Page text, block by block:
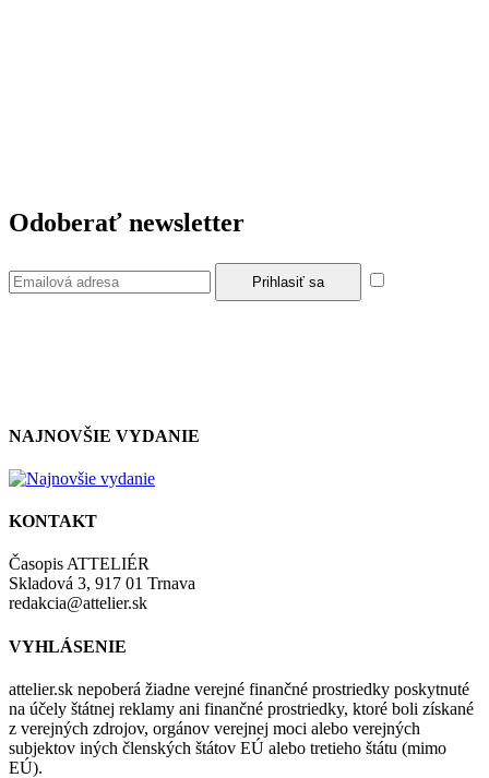
Odoberať newsletter
NAJNOVŠIE VYDANIE
KONTAKT
Časopis ATTELIÉR
Skladová 3, 917 01 Trnava
redakcia@attelier.sk
VYHLÁSENIE
attelier.sk nepoberá žiadne verejné finančné prostriedky poskytnuté
na účely štátnej reklamy ani finančné prostriedky, ktoré boli získané
z verejných zdrojov, orgánov verejnej moci alebo verejných
subjektov iných členských štátov EÚ alebo tretieho štátu (mimo
EÚ).